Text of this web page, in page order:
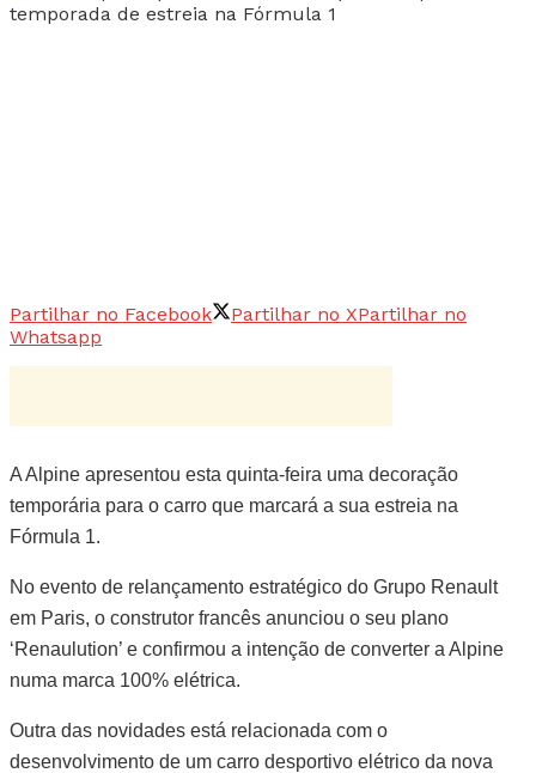
Partilhar no Facebook Partilhar no XPartilhar no
Whatsapp
A Alpine apresentou esta quinta-feira uma decoração
temporária para o carro que marcará a sua estreia na
Fórmula 1.
No evento de relançamento estratégico do Grupo Renault
em Paris, o construtor francês anunciou o seu plano
‘Renaulution’ e confirmou a intenção de converter a Alpine
numa marca 100% elétrica.
Outra das novidades está relacionada com o
desenvolvimento de um carro desportivo elétrico da nova